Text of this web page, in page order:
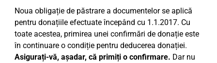
Noua obligație de păstrare a documentelor se aplică
pentru donațiile efectuate începând cu 1.1.2017. Cu
toate acestea, primirea unei confirmări de donație este
în continuare o condiție pentru deducerea donației.
Asigurați-vă, așadar, că primiți o confirmare. Dar nu